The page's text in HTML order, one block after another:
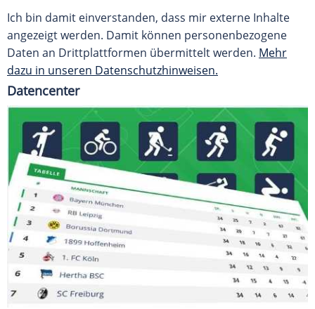
Ich bin damit einverstanden, dass mir externe Inhalte
angezeigt werden. Damit können personenbezogene
Daten an Drittplattformen übermittelt werden. Mehr
dazu in unseren Datenschutzhinweisen.
Datencenter